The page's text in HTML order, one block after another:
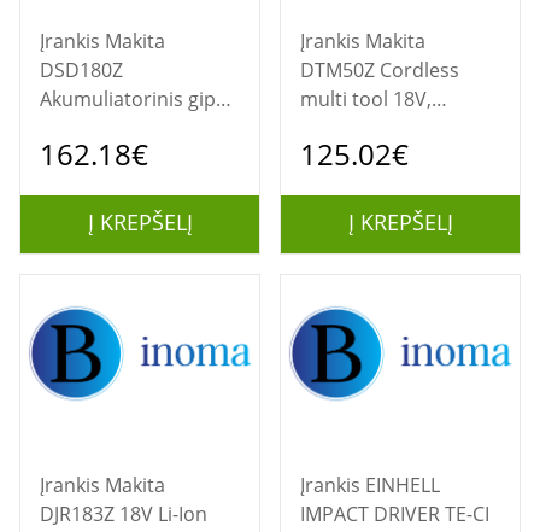
Įrankis Makita
DSD180Z
Akumuliatorinis gipso
pjūklas 18V Li-ion Be
kroviklio | Makita
162.18€
Į KREPŠELĮ
Įrankis Makita
DTM50Z Cordless
multi tool 18V,
no charger | Makita
125.02€
Į KREPŠELĮ
Įrankis Makita
DJR183Z 18V Li-Ion
Įrankis EINHELL
IMPACT DRIVER TE-CI